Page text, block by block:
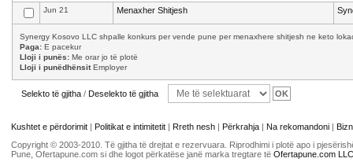
Jun 21 Menaxher Shitjesh
Synergy Kosovo LLC shpalle konkurs per vende pune per menaxhere shitjesh ne keto
Paga: E pacekur
Lloji i punës: Me orar jo të plotë
Lloji i punëdhënsitEmployer
Selekto të gjitha / Deselekto të gjitha
Kushtet e përdorimit | Politikat e intimitetit | Rreth nesh | Përkrahja | Na rekomandoni |
Copyright © 2003-2010. Të gjitha të drejtat e rezervuara. Riprodhimi i plotë apo i
Pune, Ofertapune.com si dhe logot përkatëse janë marka tregtare të Ofertapune.com LLC